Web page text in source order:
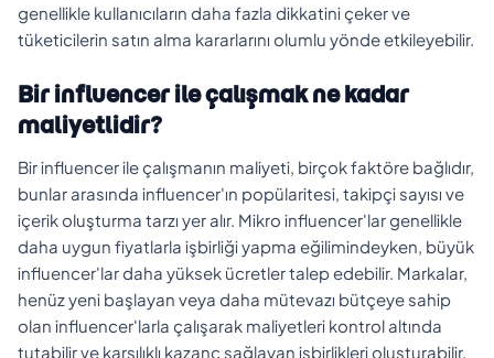
genellikle kullanıcıların daha fazla dikkatini çeker ve
tüketicilerin satın alma kararlarını olumlu yönde etkileyebilir.
Bir influencer ile çalışmak ne kadar
maliyetlidir?
Bir influencer ile çalışmanın maliyeti, birçok faktöre bağlıdır,
bunlar arasında influencer'ın popülaritesi, takipçi sayısı ve
içerik oluşturma tarzı yer alır. Mikro influencer'lar genellikle
daha uygun fiyatlarla işbirliği yapma eğilimindeyken, büyük
influencer'lar daha yüksek ücretler talep edebilir. Markalar,
henüz yeni başlayan veya daha mütevazı bütçeye sahip
olan influencer'larla çalışarak maliyetleri kontrol altında
tutabilir ve karşılıklı kazanç sağlayan işbirlikleri oluşturabilir.